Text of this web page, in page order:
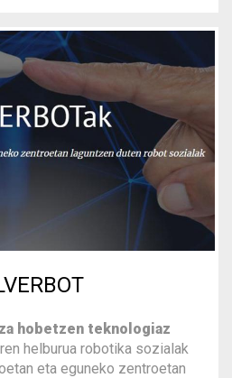
hobetzen teknologiaz
helburua robotika sozialak
eta eguneko zentroetan